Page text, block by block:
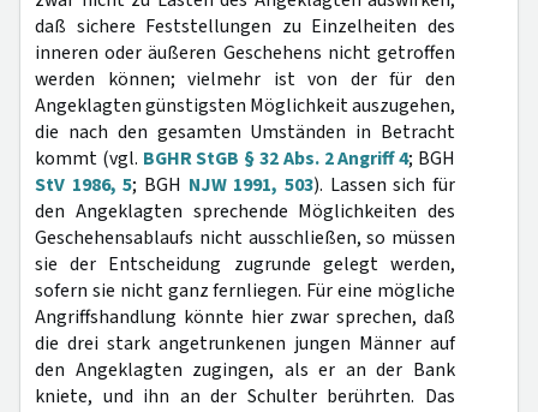
daß sichere Feststellungen zu Einzelheiten des
inneren oder äußeren Geschehens nicht getroffen
werden können; vielmehr ist von der für den
Angeklagten günstigsten Möglichkeit auszugehen,
die nach den gesamten Umständen in Betracht
kommt (vgl. BGHR StGB § 32 Abs. 2 Angriff 4; BGH
StV 1986, 5; BGH NJW 1991, 503). Lassen sich für
den Angeklagten sprechende Möglichkeiten des
Geschehensablaufs nicht ausschließen, so müssen
sie der Entscheidung zugrunde gelegt werden,
sofern sie nicht ganz fernliegen. Für eine mögliche
Angriffshandlung könnte hier zwar sprechen, daß
die drei stark angetrunkenen jungen Männer auf
den Angeklagten zugingen, als er an der Bank
kniete, und ihn an der Schulter berührten. Das